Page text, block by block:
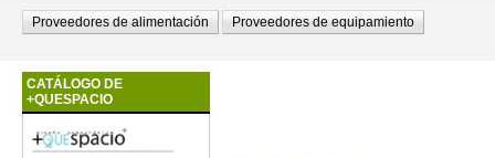
Proveedores de alimentación Proveedores de equipamiento
CATÁLOGO DE
+QUESPACIO